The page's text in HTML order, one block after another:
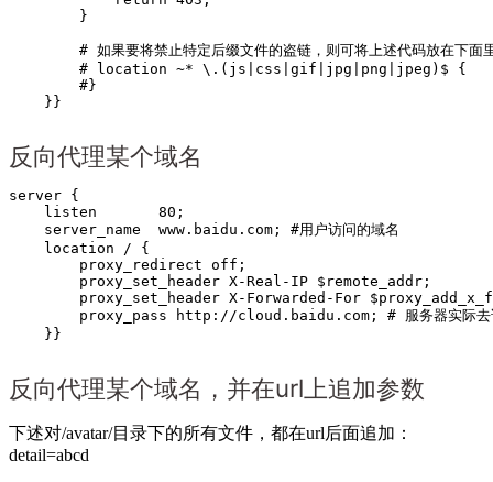
}
# 如果要将禁止特定后缀文件的盗链，则可将上述代码放在下面
# location ~* \.(js|css|gif|jpg|png|jpeg)$ {
#}
}}
反向代理某个域名
server {
listen       80;
server_name  www.baidu.com; #用户访问的域名
location / {
proxy_redirect off;
proxy_set_header X-Real-IP $remote_addr;
proxy_set_header X-Forwarded-For
proxy_pass http://cloud.baidu.com; # 服务器实际去访
}}
反向代理某个域名，并在url上追加参数
下述对/avatar/目录下的所有文件，都在url后面追加：
detail=abcd